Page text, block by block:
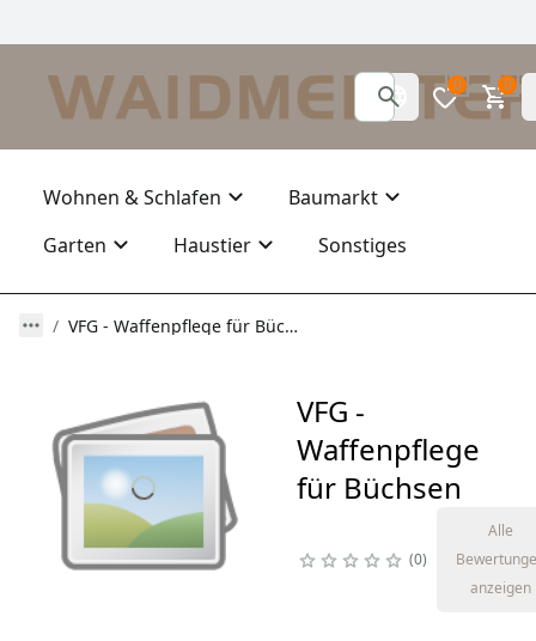
0 0
Wohnen & Schlafen
Baumarkt
Garten
Haustier Sonstiges
VFG - Waffenpflege für Büchsen
VFG -
Waffenpflege
für Büchsen
0
Alle
anzeigen